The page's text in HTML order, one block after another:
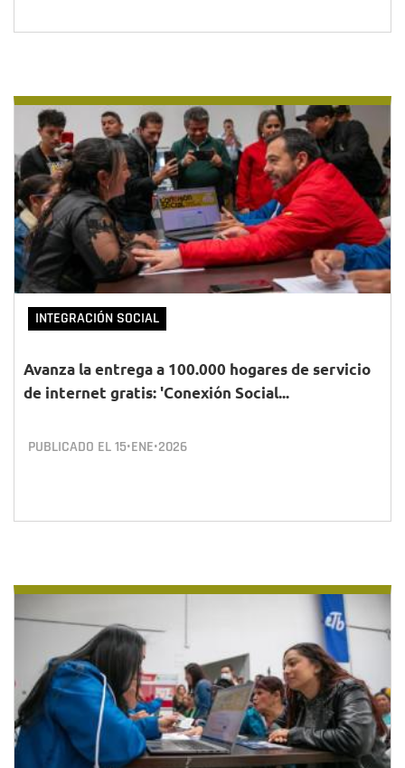
INTEGRACIÓN SOCIAL
Avanza la entrega a 100.000 hogares de servicio
de internet gratis: 'Conexión Social...
PUBLICADO EL15•ENE•2026